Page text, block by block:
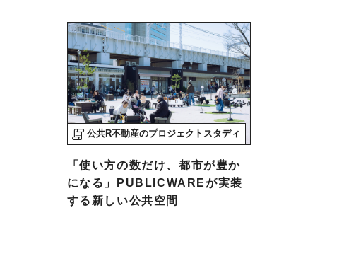
公共R不動産のプロジェクトスタディ
「使い方の数だけ、都市が豊か
になる」PUBLICWAREが実装
する新しい公共空間